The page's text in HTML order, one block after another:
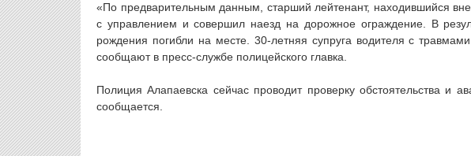
«По предварительным данным, старший лейтенант, находившийся
с управлением и совершил наезд на дорожное ограждение. В
рождения погибли на месте. 30-летняя супруга водителя с
сообщают в пресс-службе полицейского главка.
Полиция Алапаевска сейчас проводит проверку обстоятельства и
сообщается.